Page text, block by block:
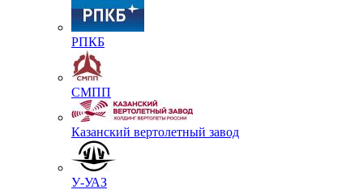
РПКБ
СМПП
Казанский вертолетный завод
У-УАЗ